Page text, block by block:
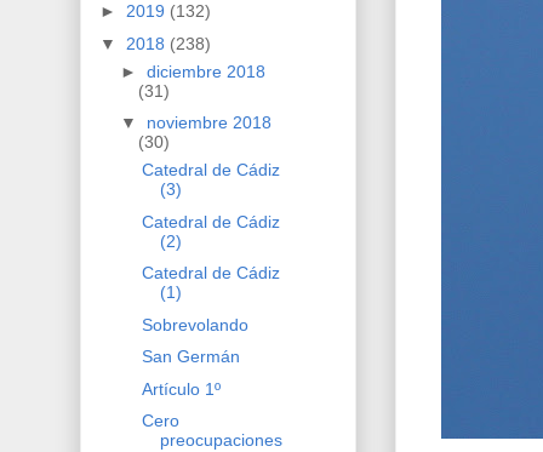
► 2019 (132)
▼ 2018 (238)
► diciembre 2018
(31)
▼ noviembre 2018
(30)
Catedral de Cádiz
(3)
Catedral de Cádiz
(2)
Catedral de Cádiz
(1)
Sobrevolando
San Germán
Artículo 1º
Cero
preocupaciones